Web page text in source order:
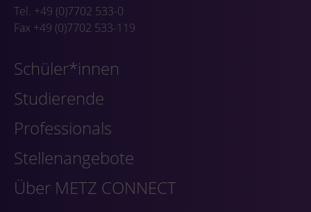
Tel. +49 (0)7702 533-0
Fax +49 (0)7702 533-119
Schüler*innen
Studierende
Professionals
Stellenangebote
Über METZ CONNECT